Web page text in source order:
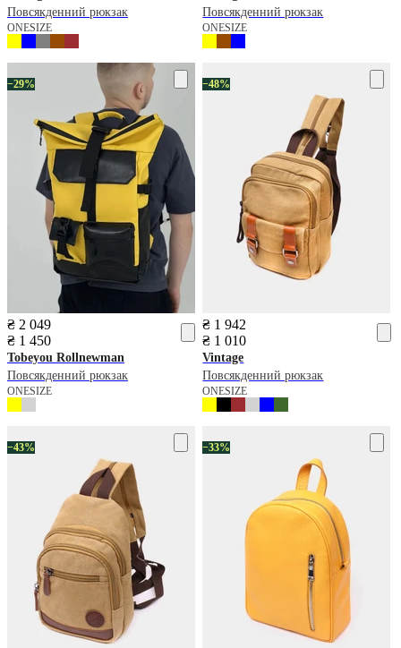
Повсякденний рюкзак
ONESIZE
Повсякденний рюкзак
ONESIZE
−29%
₴ 2 049
₴ 1 450
Tobeyou Rollnewman
Повсякденний рюкзак
ONESIZE
−48%
₴ 1 942
₴ 1 010
Vintage
Повсякденний рюкзак
ONESIZE
−43% −33%